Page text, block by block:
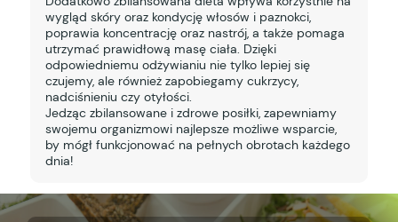
wygląd skóry oraz kondycję włosów i paznokci,
poprawia koncentrację oraz nastrój, a także pomaga
utrzymać prawidłową masę ciała. Dzięki
odpowiedniemu odżywianiu nie tylko lepiej się
czujemy, ale również zapobiegamy cukrzycy,
nadciśnieniu czy otyłości.
Jedząc zbilansowane i zdrowe posiłki, zapewniamy
swojemu organizmowi najlepsze możliwe wsparcie,
by mógł funkcjonować na pełnych obrotach każdego
dnia!